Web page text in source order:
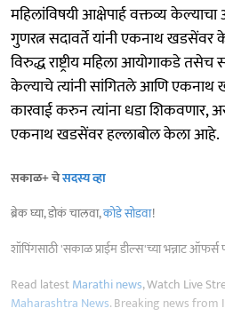
महिलांविषयी आक्षेपार्ह वक्तव्य
गुणरत्न सदावर्ते यांनी एकनाथ
विरुद्ध राष्ट्रीय महिला आयोगाकडे तसेच
केल्याचे त्यांनी सांगितले आणि एकनाथ
कारवाई करुन त्यांना धडा शिकवणार,
एकनाथ खडसेंवर हल्लाबोल केला आहे.
सकाळ+ चेसदस्य व्हा
ब्रेक घ्या, डोकं चालवा,कोडे सोडवा!
शॉपिंगसाठी 'सकाळ प्राईम डील्स'च्या भन्नाट ऑफर्स
Read latestMarathi news, Watch Live
Maharashtra News. Breaking news from